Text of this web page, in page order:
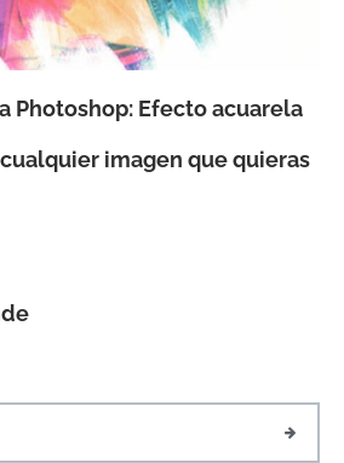
Photoshop: Efecto acuarela
imagen que quieras